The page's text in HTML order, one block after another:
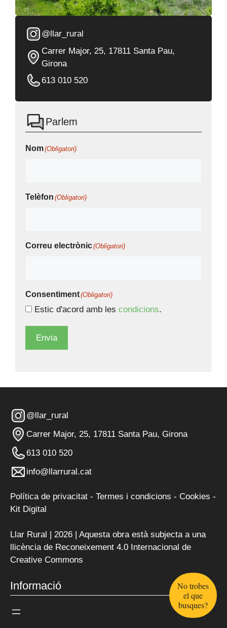
@llar_rural
Carrer Major, 25, 17811 Santa Pau,
Girona
613 010 520
Parlem
Nom(Obligatori)
Telèfon (Obligatori)
Correu electrònic(Obligatori)
Consentiment(Obligatori)
Estic d'acord amb les condicions.
Envia
@llar_rural
Carrer Major, 25, 17811 Santa Pau, Girona
613 010 520
info@llarrural.cat
Política de privacitat - Termes i condicions - Cookies -
Kit Digital
Llar Rural | 2026 | Aquesta obra està subjecta a una
llicència de Reconeixement 4.0 Internacional de
Creative Commons
Informació
No trobes
el que
busques?